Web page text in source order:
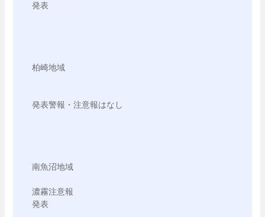
発表
柏崎地域
発表警報・注意報はなし
南魚沼地域
濃霧注意報
発表